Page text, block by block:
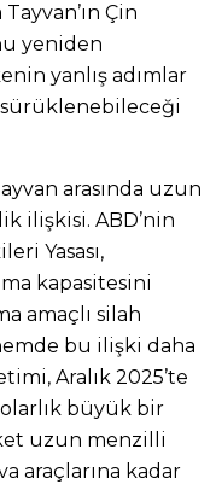
Çin
yeniden
yanlış adımlar
sürüklenebileceği
arasında uzun
ilişkisi. ABD’nin
Yasası,
kapasitesini
amaçlı silah
bu ilişki daha
Aralık 2025’te
büyük bir
uzun menzilli
araçlarına kadar